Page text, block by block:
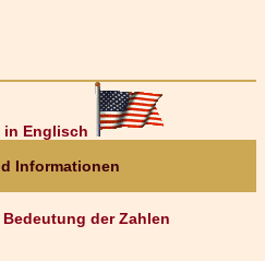
in Englisch
Informationen
der Zahlen